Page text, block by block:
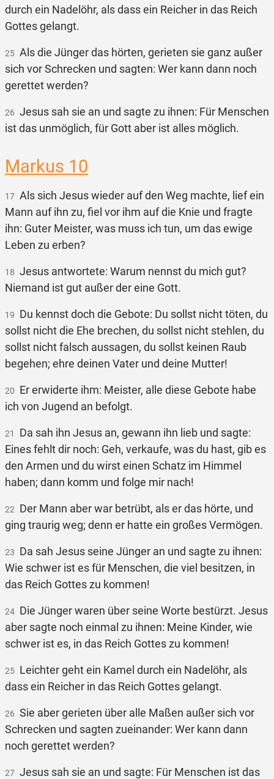
durch ein Nadelöhr, als dass ein Reicher in das Reich
Gottes gelangt.
25 Als die Jünger das hörten, gerieten sie ganz außer
sich vor Schrecken und sagten: Wer kann dann noch
gerettet werden?
26 Jesus sah sie an und sagte zu ihnen: Für Menschen
ist das unmöglich, für Gott aber ist alles möglich.
Markus 10
17 Als sich Jesus wieder auf den Weg machte, lief ein
Mann auf ihn zu, fiel vor ihm auf die Knie und fragte
ihn: Guter Meister, was muss ich tun, um das ewige
Leben zu erben?
18 Jesus antwortete: Warum nennst du mich gut?
Niemand ist gut außer der eine Gott.
19 Du kennst doch die Gebote: Du sollst nicht töten, du
sollst nicht die Ehe brechen, du sollst nicht stehlen, du
sollst nicht falsch aussagen, du sollst keinen Raub
begehen; ehre deinen Vater und deine Mutter!
20 Er erwiderte ihm: Meister, alle diese Gebote habe
ich von Jugend an befolgt.
21
Da sah ihn Jesus an, gewann ihn lieb und sagte:
Eines fehlt dir noch: Geh, verkaufe, was du hast, gib es
den Armen und du wirst einen Schatz im Himmel
haben; dann komm und folge mir nach!
22 Der Mann aber war betrübt, als er das hörte, und
ging traurig weg; denn er hatte ein großes Vermögen.
23 Da sah Jesus seine Jünger an und sagte zu ihnen:
Wie schwer ist es für Menschen, die viel besitzen, in
das Reich Gottes zu kommen!
24 Die Jünger waren über seine Worte bestürzt. Jesus
aber sagte noch einmal zu ihnen: Meine Kinder, wie
schwer ist es, in das Reich Gottes zu kommen!
25 Leichter geht ein Kamel durch ein Nadelöhr, als
dass ein Reicher in das Reich Gottes gelangt.
26 Sie aber gerieten über alle Maßen außer sich vor
Schrecken und sagten zueinander: Wer kann dann
noch gerettet werden?
27 Jesus sah sie an und sagte: Für Menschen ist das